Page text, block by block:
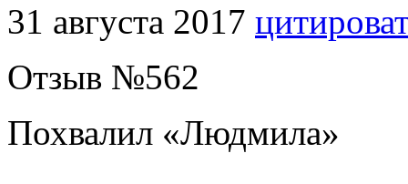
31 августа 2017
Отзыв №562
Похвалил «Людмила»